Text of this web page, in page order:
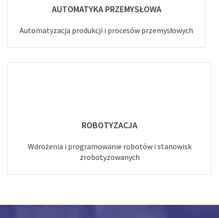
AUTOMATYKA PRZEMYSŁOWA
Automatyzacja produkcji i procesów przemysłowych
ROBOTYZACJA
Wdrożenia i programowanie robotów i stanowisk
zrobotyzowanych